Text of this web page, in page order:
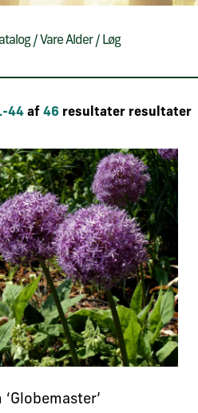
/ Vare Alder/ Løg
44 af 46 resultater resultater